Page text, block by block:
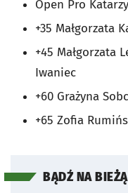
Open Pro
+35 Małgorzata
+45 Małgorzata
Iwaniec
+60 Grażyna
+65 Zofia
BĄDŹ NA